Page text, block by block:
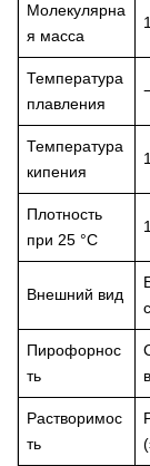
Молекулярна
я масса
Температура
плавления
Температура
кипения
Плотность
при 25 °C
Внешний вид
Пирофорнос
ть
Растворимос
ть